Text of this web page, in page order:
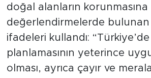
doğal alanların korunmasına
değerlendirmelerde bulunan
ifadeleri kullandı:
planlamasının yeterince
olması, ayrıca çayır ve